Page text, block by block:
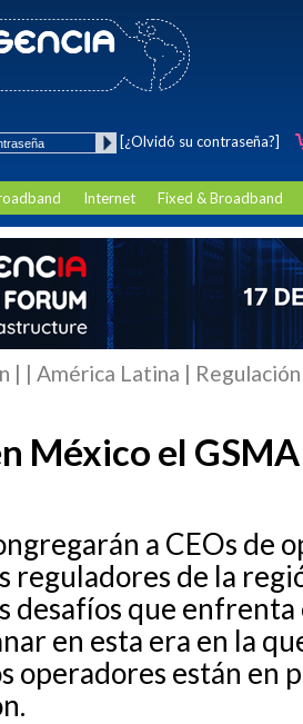
[¿Olvidó su contraseña?]
Internet Fixed & Broadband
| | América Latina |
México el
a CEOs de
reguladores de la
desafíos que enfrenta
en esta era en la
operadores están en